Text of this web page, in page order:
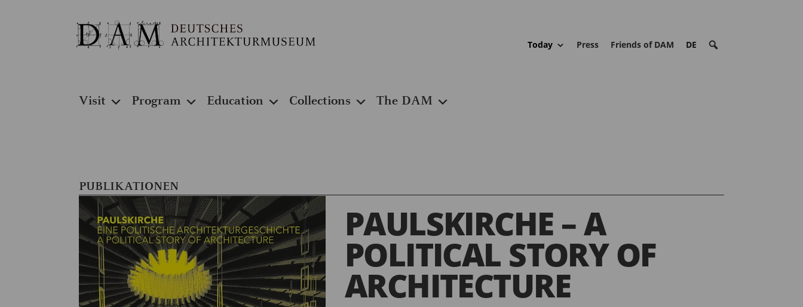
Today Press Friends of DAM DE
Visit Program Education Collections The DAM
PUBLIKATIONEN
PAULSKIRCHE – A
POLITICAL STORY OF
ARCHITECTURE